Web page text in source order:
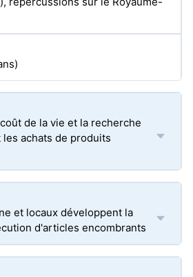
de la vie et la recherche
achats de produits
et locaux développent la
d'articles encombrants